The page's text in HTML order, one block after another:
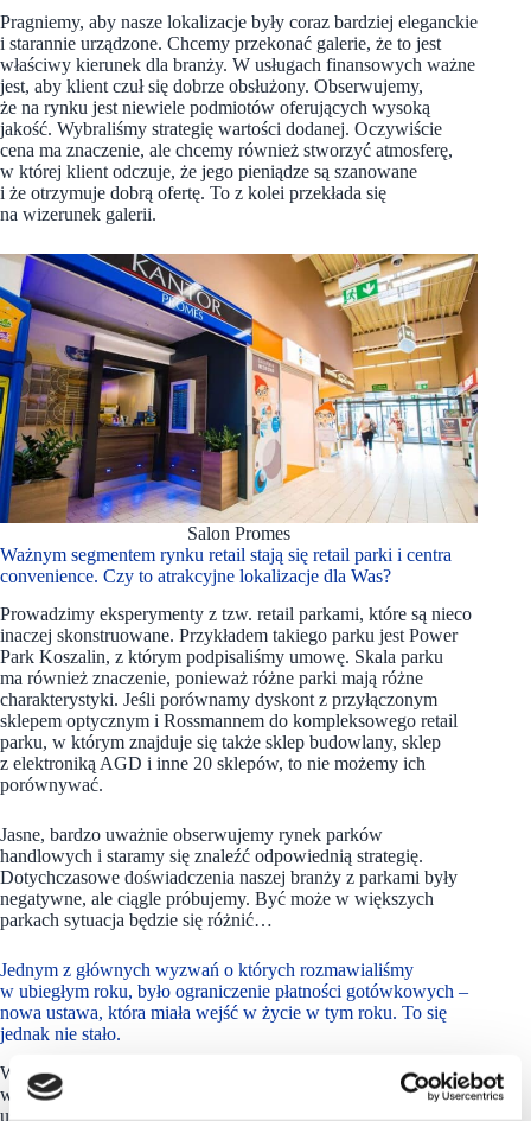
Pragniemy, aby nasze lokalizacje były coraz bardziej eleganckie
i starannie urządzone. Chcemy przekonać galerie, że to jest
właściwy kierunek dla branży. W usługach finansowych ważne
jest, aby klient czuł się dobrze obsłużony. Obserwujemy,
że na rynku jest niewiele podmiotów oferujących wysoką
jakość. Wybraliśmy strategię wartości dodanej. Oczywiście
cena ma znaczenie, ale chcemy również stworzyć atmosferę,
w której klient odczuje, że jego pieniądze są szanowane
i że otrzymuje dobrą ofertę. To z kolei przekłada się
na wizerunek galerii.
Salon Promes
Ważnym segmentem rynku retail stają się retail parki i centra
convenience. Czy to atrakcyjne lokalizacje dla Was?
Prowadzimy eksperymenty z tzw. retail parkami, które są nieco
inaczej skonstruowane. Przykładem takiego parku jest Power
Park Koszalin, z którym podpisaliśmy umowę. Skala parku
ma również znaczenie, ponieważ różne parki mają różne
charakterystyki. Jeśli porównamy dyskont z przyłączonym
sklepem optycznym i Rossmannem do kompleksowego retail
parku, w którym znajduje się także sklep budowlany, sklep
z elektroniką AGD i inne 20 sklepów, to nie możemy ich
porównywać.
Jasne, bardzo uważnie obserwujemy rynek parków
handlowych i staramy się znaleźć odpowiednią strategię.
Dotychczasowe doświadczenia naszej branży z parkami były
negatywne, ale ciągle próbujemy. Być może w większych
parkach sytuacja będzie się różnić…
Jednym z głównych wyzwań o których rozmawialiśmy
w ubiegłym roku, było ograniczenie płatności gotówkowych –
nowa ustawa, która miała wejść w życie w tym roku. To się
jednak nie stało.
W Polsce zasadniczo nadal obowiązuje praktyka
wprowadzania przepisów w sposób niebezpośredni, poprzez
ustawy, które nie są specjalnie przeznaczone do regulacji tego